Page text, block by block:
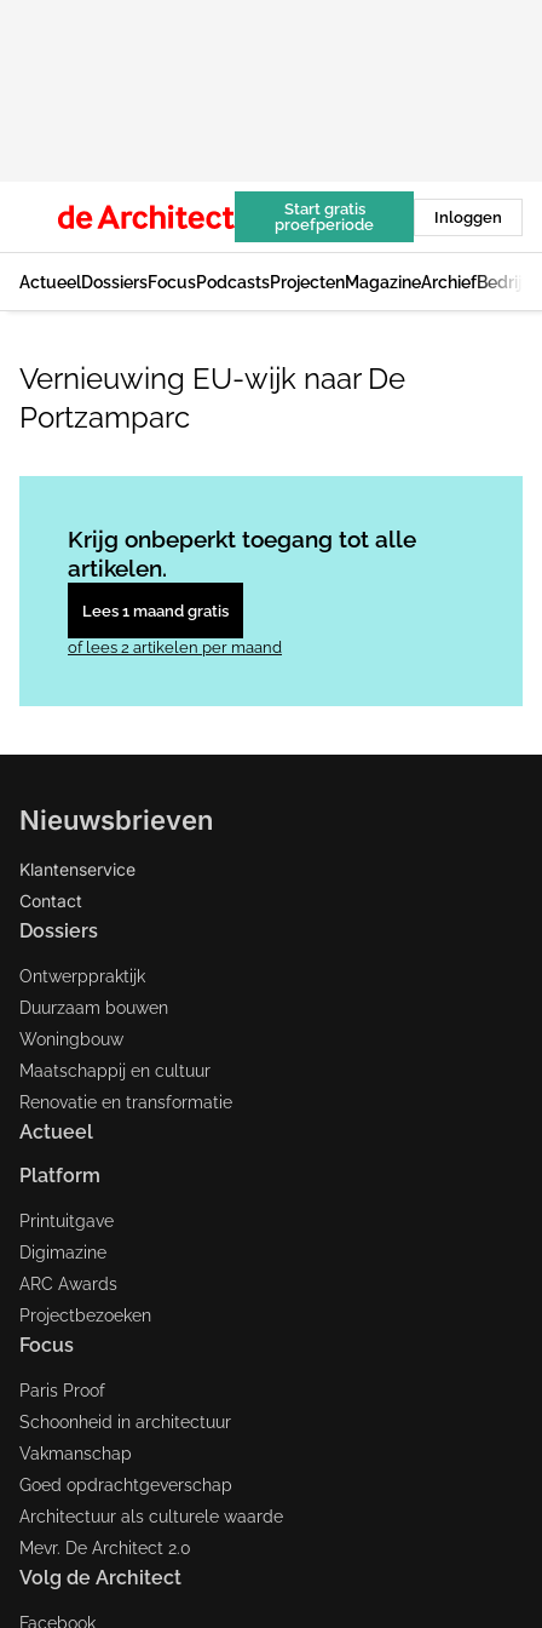
Start gratis
proefperiode
Inloggen
ActueelDossiersFocusPodcastsProjectenMagazineArchief
Vernieuwing EU-wijk naar De
Portzamparc
Krijg onbeperkt toegang tot alle
artikelen.
Lees 1 maand gratis
of lees 2 artikelen per maand
Nieuwsbrieven
Klantenservice
Contact
Dossiers
Ontwerppraktijk
Duurzaam bouwen
Woningbouw
Maatschappij en cultuur
Renovatie en transformatie
Actueel
Platform
Printuitgave
Digimazine
ARC Awards
Projectbezoeken
Focus
Paris Proof
Schoonheid in architectuur
Vakmanschap
Goed opdrachtgeverschap
Architectuur als culturele waarde
Mevr. De Architect 2.0
Volg de Architect
Facebook